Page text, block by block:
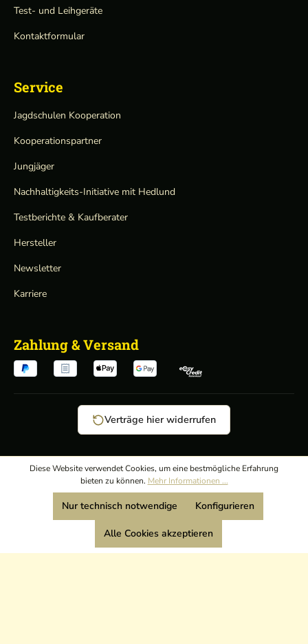
Test- und Leihgeräte
Kontaktformular
Service
Jagdschulen Kooperation
Kooperationspartner
Jungjäger
Nachhaltigkeits-Initiative mit Hedlund
Testberichte & Kaufberater
Hersteller
Newsletter
Karriere
Zahlung & Versand
Verträge hier widerrufen
AGB/
Datenschutz/
Wir sind Mitglied:
Diese Website verwendet Cookies, um eine bestmögliche Erfahrung
bieten zu können. Mehr Informationen ...
Nur technisch notwendige Konfigurieren
Alle Cookies akzeptieren